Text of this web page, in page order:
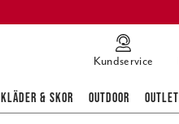
Kundservice
KLÄDER & SKOR OUTDOOR OUTLET